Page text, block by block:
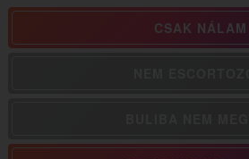
CSAK NÁLAM